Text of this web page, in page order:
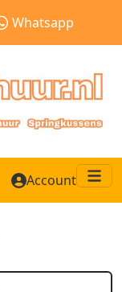
Whatsapp
Account